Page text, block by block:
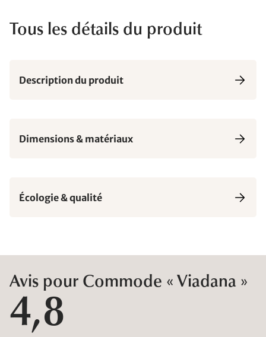
Tous les détails du produit
Description du produit
Dimensions & matériaux
Écologie & qualité
Avis pour Commode « Viadana »
4,8